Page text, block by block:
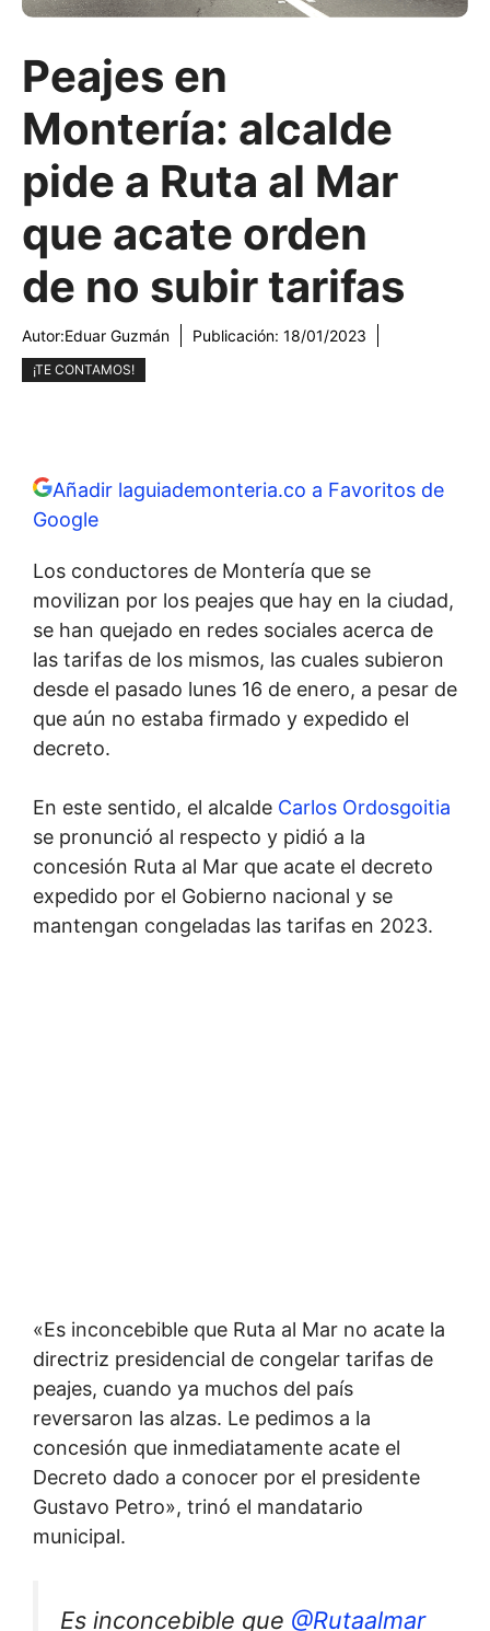
Peajes en
Montería: alcalde
pide a Ruta al Mar
que acate orden
de no subir tarifas
Autor:Eduar Guzmán Publicación: 18/01/2023
¡TE CONTAMOS!
Añadir laguiademonteria.co a Favoritos de
Google
Los conductores de Montería que se
movilizan por los peajes que hay en la ciudad,
se han quejado en redes sociales acerca de
las tarifas de los mismos, las cuales subieron
desde el pasado lunes 16 de enero, a pesar de
que aún no estaba firmado y expedido el
decreto.
En este sentido, el alcalde Carlos Ordosgoitia
se pronunció al respecto y pidió a la
concesión Ruta al Mar que acate el decreto
expedido por el Gobierno nacional y se
mantengan congeladas las tarifas en 2023.
«Es inconcebible que Ruta al Mar no acate la
directriz presidencial de congelar tarifas de
peajes, cuando ya muchos del país
reversaron las alzas. Le pedimos a la
concesión que inmediatamente acate el
Decreto dado a conocer por el presidente
Gustavo Petro», trinó el mandatario
municipal.
Es inconcebible que @Rutaalmar